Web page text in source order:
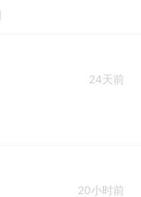
24天前
20小时前